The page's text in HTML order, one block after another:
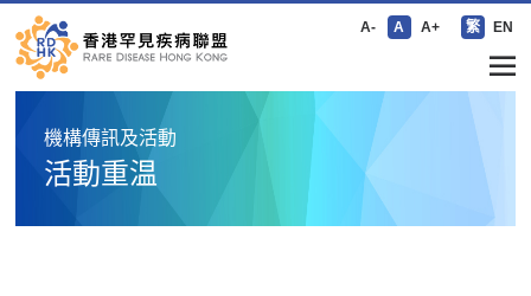
A- A A+ 繁 EN
機構傳訊及活動
活動重温